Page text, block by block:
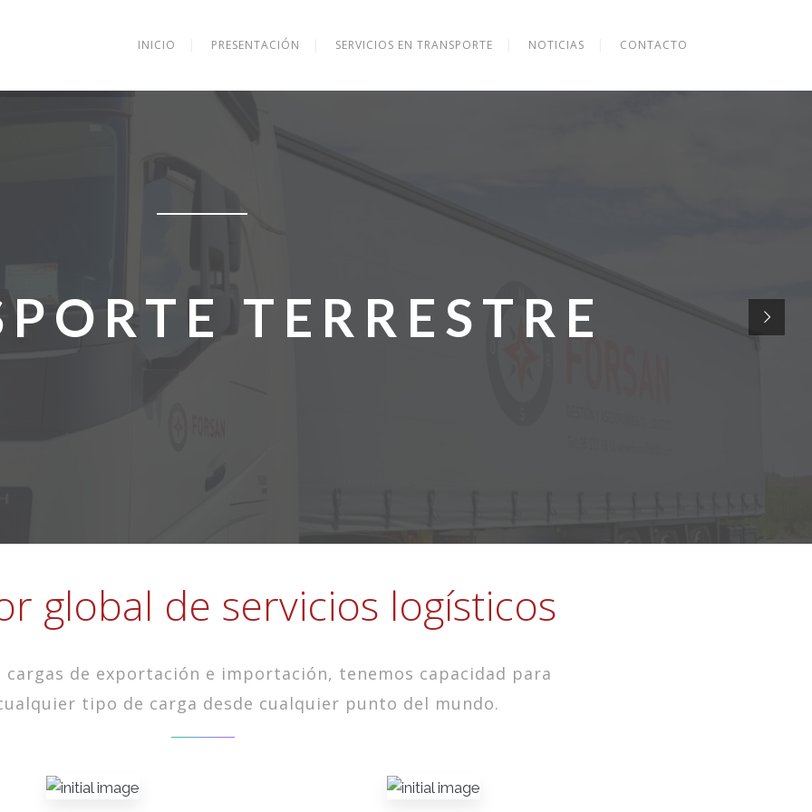
INICIO PRESENTACIÓN SERVICIOS EN TRANSPORTE NOTICIAS CONTACTO
TERRESTRE
global de servicios logísticos
cargas de exportación e importación, tenemos capacidad para
tipo de carga desde cualquier punto del mundo.